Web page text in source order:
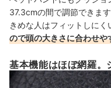
37.3cmの間で調節できま
きめな人はフィットしにく
ので頭の大きさに合わせや
基本機能はほぼ網羅。